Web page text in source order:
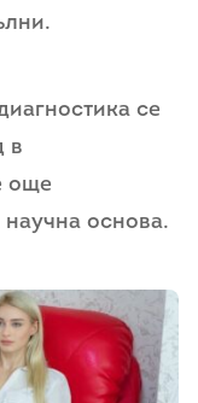
се
в
още
научна основа.